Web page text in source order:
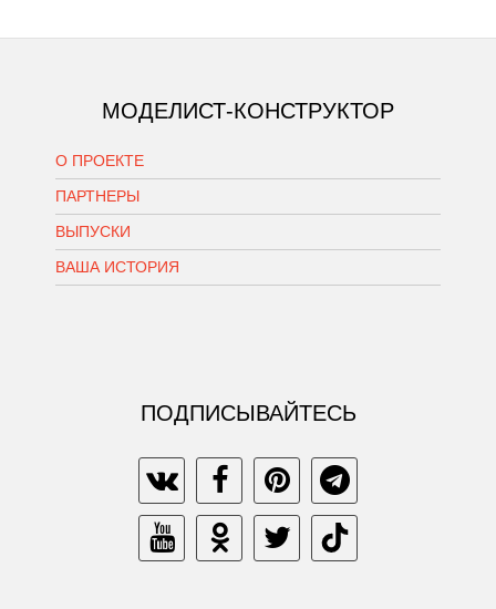
МОДЕЛИСТ-КОНСТРУКТОР
О ПРОЕКТЕ
ПАРТНЕРЫ
ВЫПУСКИ
ВАША ИСТОРИЯ
ПОДПИСЫВАЙТЕСЬ